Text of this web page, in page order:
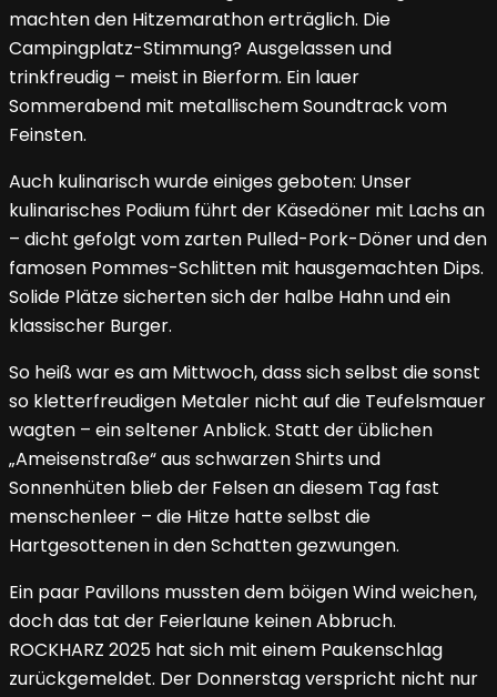
machten den Hitzemarathon erträglich. Die
Campingplatz-Stimmung? Ausgelassen und
trinkfreudig – meist in Bierform. Ein lauer
Sommerabend mit metallischem Soundtrack vom
Feinsten.
Auch kulinarisch wurde einiges geboten: Unser
kulinarisches Podium führt der Käsedöner mit Lachs an
– dicht gefolgt vom zarten Pulled-Pork-Döner und den
famosen Pommes-Schlitten mit hausgemachten Dips.
Solide Plätze sicherten sich der halbe Hahn und ein
klassischer Burger.
So heiß war es am Mittwoch, dass sich selbst die sonst
so kletterfreudigen Metaler nicht auf die Teufelsmauer
wagten – ein seltener Anblick. Statt der üblichen
„Ameisenstraße“ aus schwarzen Shirts und
Sonnenhüten blieb der Felsen an diesem Tag fast
menschenleer – die Hitze hatte selbst die
Hartgesottenen in den Schatten gezwungen.
Ein paar Pavillons mussten dem böigen Wind weichen,
doch das tat der Feierlaune keinen Abbruch.
ROCKHARZ 2025 hat sich mit einem Paukenschlag
zurückgemeldet. Der Donnerstag verspricht nicht nur